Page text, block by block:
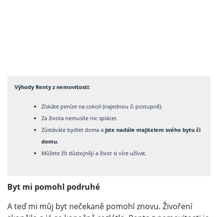
Výhody Renty z nemovitosti:
Získáte peníze na cokoli (najednou či postupně).
Za života nemusíte nic splácet.
Zůstáváte bydlet doma a jste nadále majitelem svého bytu či
domu.
Můžete žít důstojněji a život si více užívat.
Byt mi pomohl podruhé
A teď mi můj byt nečekaně pomohl znovu. Živoření